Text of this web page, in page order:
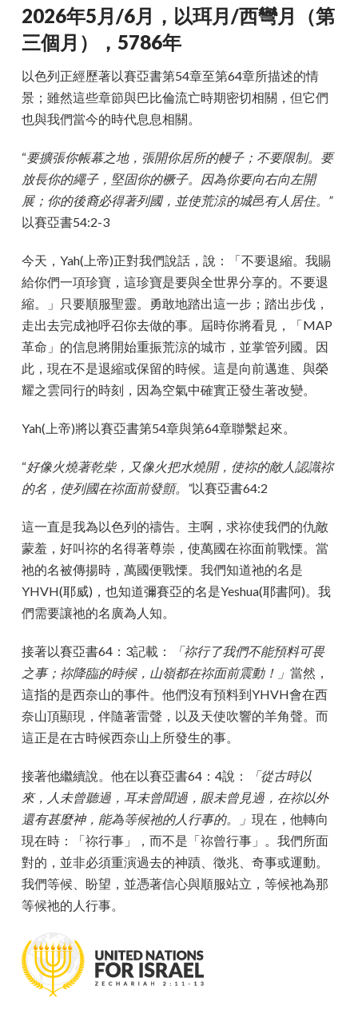
2026年5月/6月，以珥月/西彎月（第
三個月），5786年
以色列正經歷著以賽亞書第54章至第64章所描述的情
景；雖然這些章節與巴比倫流亡時期密切相關，但它們
也與我們當今的時代息息相關。
“要擴張你帳幕之地，張開你居所的幔子；不要限制。要
放長你的繩子，堅固你的橛子。因為你要向右向左開
展；你的後裔必得著列國，並使荒涼的城邑有人居住。”
以賽亞書54:2-3
今天，Yah(上帝)正對我們說話，說：「不要退縮。我賜
給你們一項珍寶，這珍寶是要與全世界分享的。不要退
縮。」只要順服聖靈。勇敢地踏出這一步；踏出步伐，
走出去完成祂呼召你去做的事。屆時你將看見，「MAP
革命」的信息將開始重振荒涼的城市，並掌管列國。因
此，現在不是退縮或保留的時候。這是向前邁進、與榮
耀之雲同行的時刻，因為空氣中確實正發生著改變。
Yah(上帝)將以賽亞書第54章與第64章聯繫起來。
“好像火燒著乾柴，又像火把水燒開，使祢的敵人認識祢
的名，使列國在祢面前發顫。”以賽亞書64:2
這一直是我為以色列的禱告。主啊，求祢使我們的仇敵
蒙羞，好叫祢的名得著尊崇，使萬國在祢面前戰慄。當
祂的名被傳揚時，萬國便戰慄。我們知道祂的名是
YHVH(耶威)，也知道彌賽亞的名是Yeshua(耶書阿)。我
們需要讓祂的名廣為人知。
接著以賽亞書64：3記載：
「祢行了我們不能預料可畏
之事；祢降臨的時候，山嶺都在祢面前震動！」 當然，
這指的是西奈山的事件。他們沒有預料到YHVH會在西
奈山頂顯現，伴隨著雷聲，以及天使吹響的羊角聲。而
這正是在古時候西奈山上所發生的事。
接著他繼續說。他在以賽亞書64：4說：
「從古時以
來，人未曾聽過，耳未曾聞過，眼未曾見過，在祢以外
還有甚麼神，能為等候祂的人行事的。」 現在，他轉向
現在時：「祢行事」，而不是「祢曾行事」。我們所面
對的，並非必須重演過去的神蹟、徵兆、奇事或運動。
我們等候、盼望，並憑著信心與順服站立，等候祂為那
等候祂的人行事。